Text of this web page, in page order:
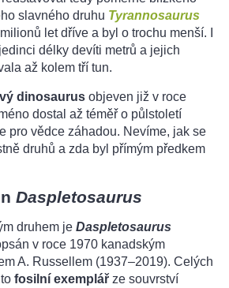
slavného druhu Tyrannosaurus
let dříve a byl o trochu menší. I
délky devíti metrů a jejich
až kolem tří tun.
dinosaurus objeven již v roce
dostal až téměř o půlstoletí
pro vědce záhadou. Nevíme, jak se
druhů a zda byl přímým předkem
Daspletosaurus
druhem je Daspletosaurus
v roce 1970 kanadským
A. Russellem (1937–2019). Celých
fosilní exemplář ze souvrství